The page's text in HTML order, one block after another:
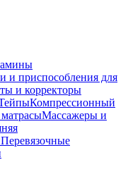
и приспособления для
и корректоры
Компрессионный
Массажеры и
Перевязочные